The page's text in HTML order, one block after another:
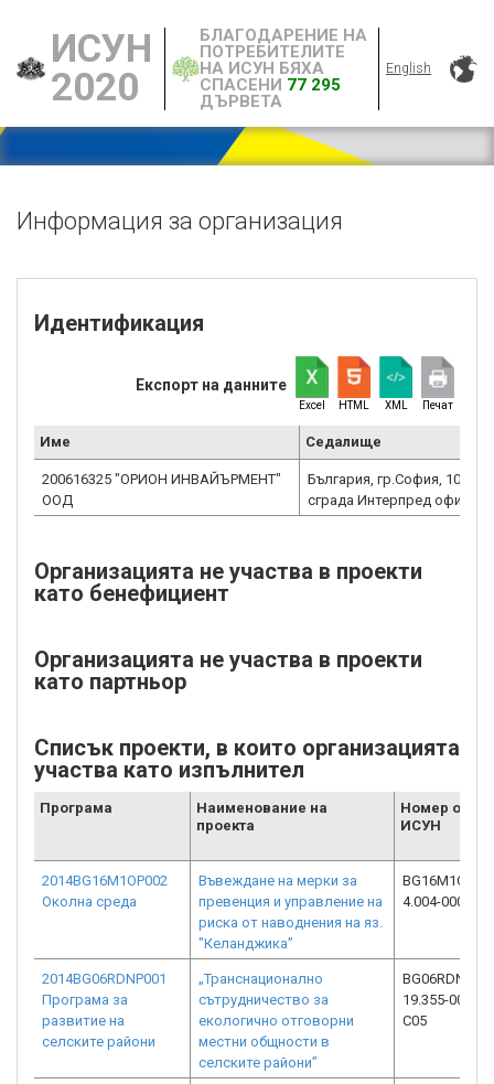
ИСУН
2020
БЛАГОДАРЕНИЕ НА
ПОТРЕБИТЕЛИТЕ
НА ИСУН БЯХА
СПАСЕНИ 77 295
ДЪРВЕТА
English
Информация за организация
Идентификация
Експорт на данните
Excel HTML XML Печат
Име Седалище
200616325 "ОРИОН ИНВАЙЪРМЕНТ"
ООД
България, гр.София, 1000,
сграда Интерпред офис Б-
Организацията не участва в проекти
като бенефициент
Организацията не участва в проекти
като партньор
Списък проекти, в които организацията
участва като изпълнител
Програма
Наименование на
проекта
Номер от
ИСУН
2014BG16M1OP002
Околна среда
Въвеждане на мерки за
превенция и управление на
риска от наводнения на яз.
"Келанджика”
4.004-0006-
2014BG06RDNP001
Програма за
развитие на
селските райони
„Транснационално
сътрудничество за
екологично отговорни
местни общности в
селските райони”
19.355-0003-
C05